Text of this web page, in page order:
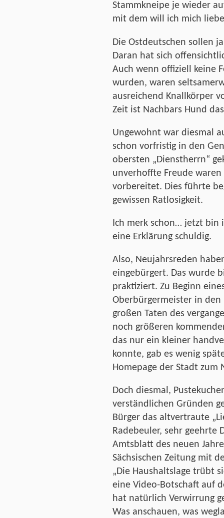
Stammkneipe je wieder
mit dem will ich mich
Die Ostdeutschen sollen
Daran hat sich
Auch wenn offiziell keine
wurden, waren
ausreichend Knallkörper
Zeit ist Nachbars Hund
Ungewohnt war diesmal
schon vorfristig in den
obersten „Dienstherrn“
unverhoffte Freude
vorbereitet. Dies führte
gewissen Ratlosigkeit.
Ich merk schon… jetzt bin
eine Erklärung schuldig.
Also, Neujahrsreden
eingebürgert. Das wurde
praktiziert. Zu Beginn
Oberbürgermeister in den
großen Taten des
noch größeren
das nur ein kleiner
konnte, gab es wenig
Homepage der Stadt zum
Doch diesmal,
verständlichen Gründen
Bürger das altvertraute
Radebeuler, sehr geehrte
Amtsblatt des neuen
Sächsischen Zeitung mit
„Die Haushaltslage trübt
eine Video-Botschaft auf
hat natürlich Verwirrung
Was anschauen, was